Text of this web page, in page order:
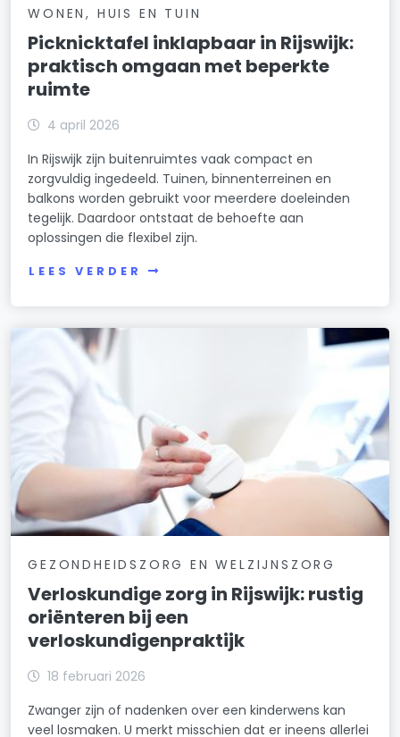
WONEN, HUIS EN TUIN
Picknicktafel inklapbaar in Rijswijk:
praktisch omgaan met beperkte
ruimte
4 april 2026
In Rijswijk zijn buitenruimtes vaak compact en
zorgvuldig ingedeeld. Tuinen, binnenterreinen en
balkons worden gebruikt voor meerdere doeleinden
tegelijk. Daardoor ontstaat de behoefte aan
oplossingen die flexibel zijn.
LEES VERDER
GEZONDHEIDSZORG EN WELZIJNSZORG
Verloskundige zorg in Rijswijk: rustig
oriënteren bij een
verloskundigenpraktijk
18 februari 2026
Zwanger zijn of nadenken over een kinderwens kan
veel losmaken. U merkt misschien dat er ineens allerlei